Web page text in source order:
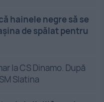
hainele negre să se
de spălat pentru
la CS Dinamo. După
Slatina